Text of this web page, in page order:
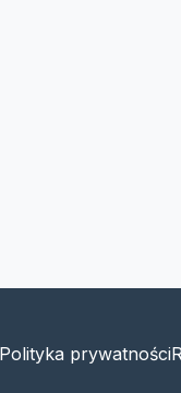
Polityka prywatności